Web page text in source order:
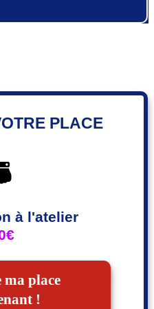
PLACE
à l'atelier
ma place
!